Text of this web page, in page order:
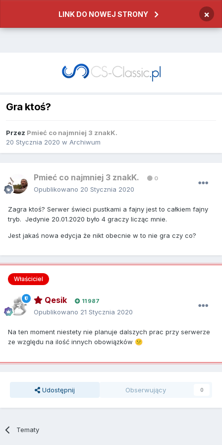
LINK DO NOWEJ STRONY ×
Gra ktoś?
Przez Pmieć co najmniej 3 znakK.
20 Stycznia 2020 w Archiwum
Pmieć co najmniej 3 znakK. 0
Opublikowano 20 Stycznia 2020
Zagra ktoś? Serwer świeci pustkami a fajny jest to całkiem fajny
tryb. Jedynie 20.01.2020 było 4 graczy licząc mnie.
Jest jakaś nowa edycja że nikt obecnie w to nie gra czy co?
Właściciel
Qesik 11 987
Opublikowano 21 Stycznia 2020
Na ten moment niestety nie planuje dalszych prac przy serwerze
ze względu na ilość innych obowiązków 😕
Udostępnij Obserwujący 0
Tematy